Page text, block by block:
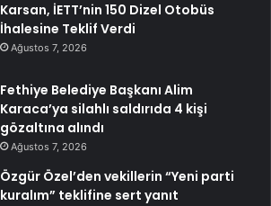
Karsan, İETT’nin 150 Dizel Otobüs
İhalesine Teklif Verdi
Ağustos 7, 2026
Fethiye Belediye Başkanı Alim
Karaca’ya silahlı saldırıda 4 kişi
gözaltına alındı
Ağustos 7, 2026
Özgür Özel’den vekillerin “Yeni parti
kuralım” teklifine sert yanıt